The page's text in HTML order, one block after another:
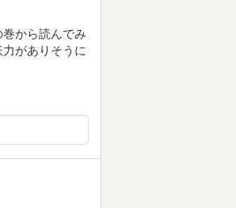
から読んでみ
がありそうに